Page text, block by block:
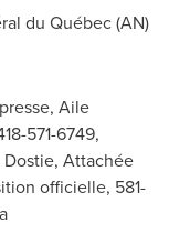
du Québec (AN)
Aile
571-6749,
Attachée
officielle, 581-